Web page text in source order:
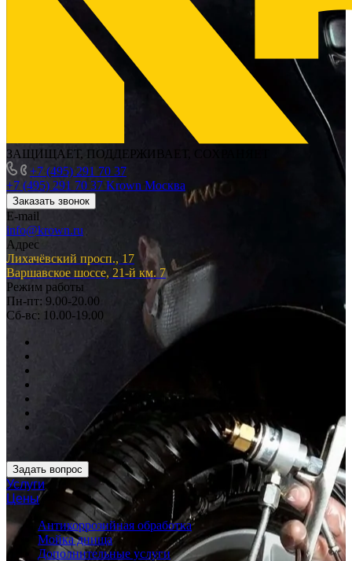
ЗАЩИЩАЕТ, ПОДДЕРЖИВАЕТ, СОХРАНЯЕТ
+7 (495) 291 70 37
+7 (495) 291 70 37 Krown Москва
Заказать звонок
E-mail
info@krown.ru
Адрес
Лихачёвский просп., 17
Варшавское шоссе, 21-й км. 7
Режим работы
Пн-пт: 9.00-20.00
Сб-вс: 10.00-19.00
Задать вопрос
Услуги
Цены
Антикоррозийная обработка
Мойка днища
Дополнительные услуги